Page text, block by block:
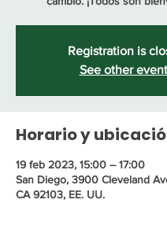
Registration is
See other
Horario y
19 feb 2023, 15:00 – 17:00
San Diego, 3900 Cleveland
CA 92103, EE. UU.